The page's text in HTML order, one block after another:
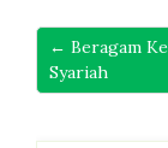
← Beragam
Syariah